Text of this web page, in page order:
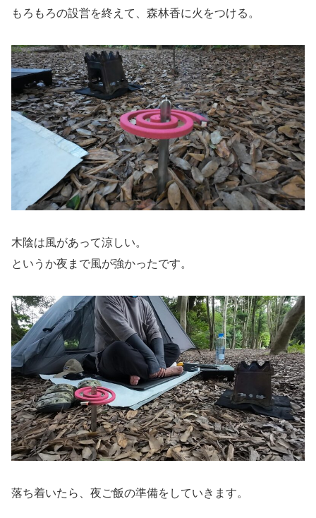
もろもろの設営を終えて、森林香に火をつける。
木陰は風があって涼しい。
というか夜まで風が強かったです。
落ち着いたら、夜ご飯の準備をしていきます。